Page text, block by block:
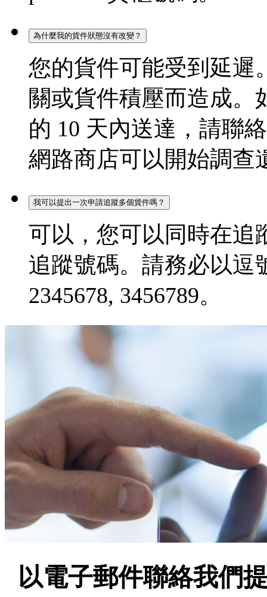
為什麼我的貨件狀態沒有改變？
您的貨件可能受到延遲
關或貨件積壓而造成。
的 10 天內送達，請聯
網路商店可以開始調查
我可以提出一次申請追蹤多個貨件嗎？
可以，您可以同時在追
追蹤號碼。請務必以逗
2345678, 3456789。
以電子郵件聯絡我們